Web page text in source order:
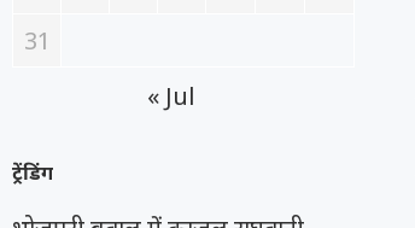
31
« Jul
ट्रेंडिंग